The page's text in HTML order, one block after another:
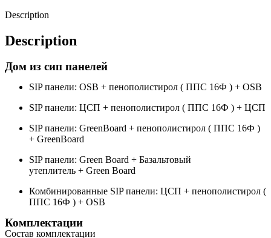
Description
Description
Дом из сип панелей
SIP панели: OSB + пенополистирол ( ППС 16Ф ) + OSB
SIP панели: ЦСП + пенополистирол ( ППС 16Ф ) + ЦСП
SIP панели: GreenBoard + пенополистирол ( ППС 16Ф )
+ GreenBoard
SIP панели: Green Board + Базальтовый
утеплитель + Green Board
Комбинированные SIP панели: ЦСП + пенополистирол (
ППС 16Ф ) + OSB
Комплектации
Состав комплектации